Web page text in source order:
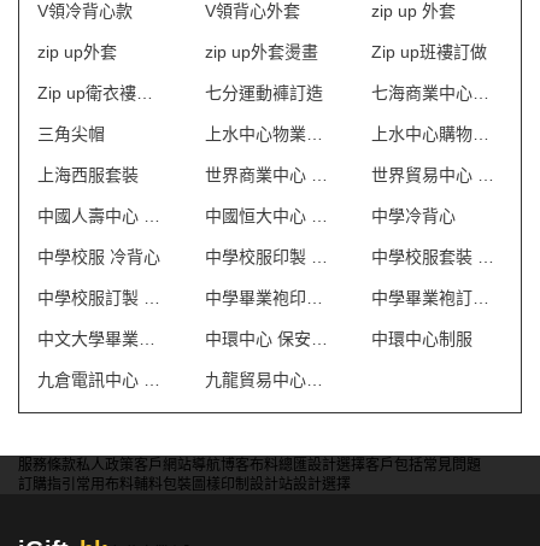
V領冷背心款 V領背心外套 zip up 外套
zip up外套 zip up外套燙畫 Zip up班褸訂做
七分運動褲訂造
三角尖帽 上水中心物業管理會所制服
上海西服套裝
中學冷背心
中學校服 冷背心
中環中心制服
九龍貿易中心一座 保安制服
服務條款私人政策客戶 網站導航博客布料總匯設計選擇客戶包括常見問題
訂購指引 常用布料輔料包裝 圖樣印制 設計站設計選擇